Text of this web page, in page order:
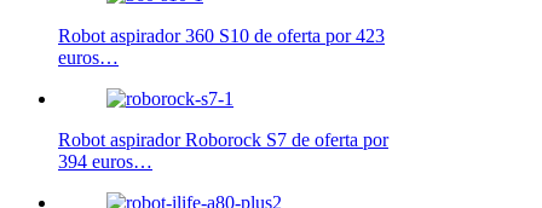
Robot aspirador 360 S10 de oferta por 423
euros…
Robot aspirador Roborock S7 de oferta por
394 euros…